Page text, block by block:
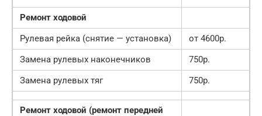
Ремонт ходовой
Рулевая рейка (снятие — установка)
от 4600р.
Замена рулевых наконечников
750р.
Замена рулевых тяг
750р.
Ремонт ходовой (ремонт передней